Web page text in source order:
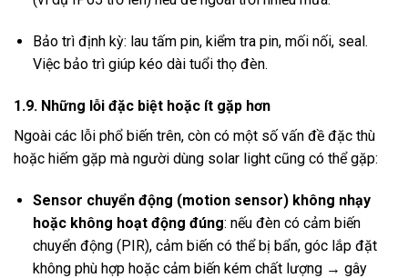
Bảo trì định kỳ: lau tấm pin, kiểm tra pin, mối nối, seal.
Việc bảo trì giúp kéo dài tuổi thọ đèn.
1.9. Những lỗi đặc biệt hoặc ít gặp hơn
Ngoài các lỗi phổ biến trên, còn có một số vấn đề đặc thù
hoặc hiếm gặp mà người dùng solar light cũng có thể gặp:
Sensor chuyển động (motion sensor) không nhạy
hoặc không hoạt động đúng: nếu đèn có cảm biến
chuyển động (PIR), cảm biến có thể bị bẩn, góc lắp đặt
không phù hợp hoặc cảm biến kém chất lượng → gây